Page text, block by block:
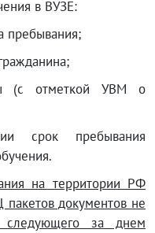
в ВУЗЕ:
пребывания;
(с отметкой УВМ о
срок пребывания
на территории РФ
документов не
за днем